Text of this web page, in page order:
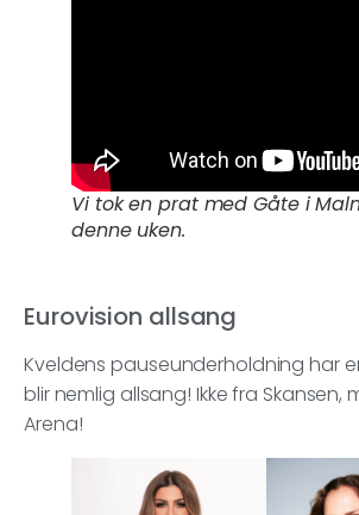
Vi tok en prat med Gåte i
denne uken.
Eurovision allsang
Kveldens pauseunderholdning har
blir nemlig allsang! Ikke fra Skansen,
Arena!